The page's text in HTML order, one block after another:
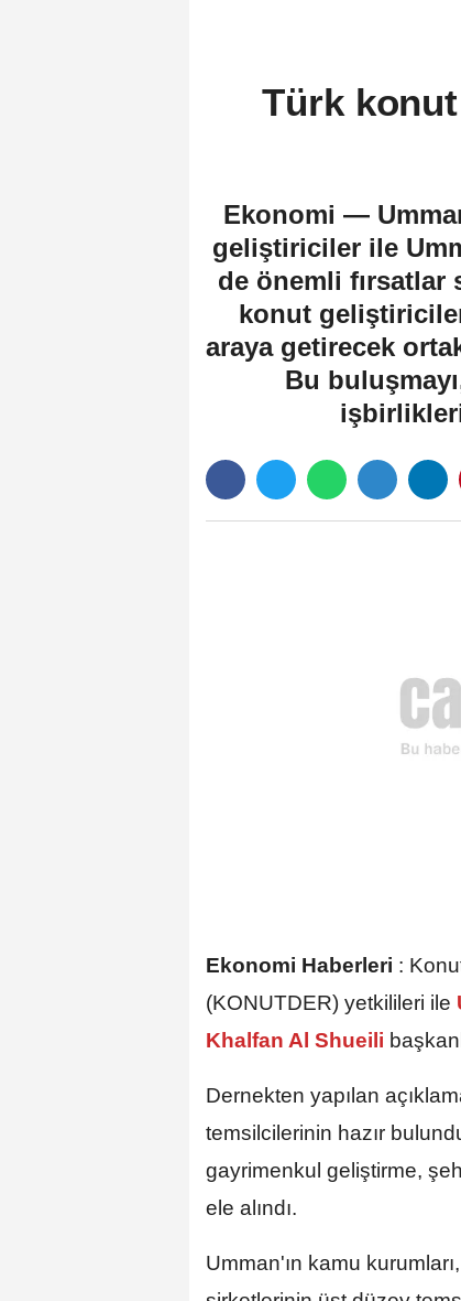
Türk
Ekonomi —
geliştiriciler ile
de önemli fırsatlar
konut
araya getirecek
Bu
Ekonomi Haberleri :
(KONUTDER) yetkilileri ile
Khalfan Al Shueili
Dernekten yapılan
temsilcilerinin hazır
gayrimenkul geliştirme,
ele alındı.
Umman'ın kamu